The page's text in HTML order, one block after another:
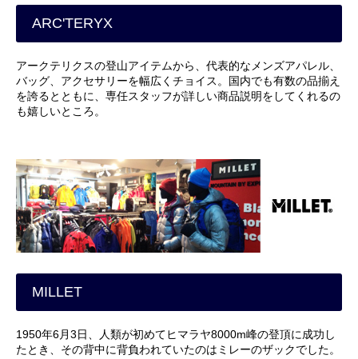
ARC'TERYX
アークテリクスの登山アイテムから、代表的なメンズアパレル、
バッグ、アクセサリーを幅広くチョイス。国内でも有数の品揃え
を誇るとともに、専任スタッフが詳しい商品説明をしてくれるの
も嬉しいところ。
MILLET
1950年6月3日、人類が初めてヒマラヤ8000m峰の登頂に成功し
たとき、その背中に背負われていたのはミレーのザックでした。